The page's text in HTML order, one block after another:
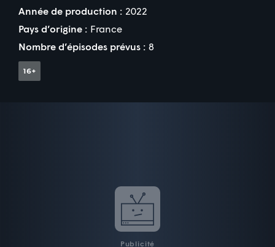
Année de production : 2022
Pays d’origine : France
Nombre d’épisodes prévus : 8
Publicité